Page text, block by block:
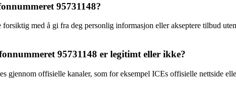
95731148?
med å gi fra deg personlig informasjon eller akseptere tilbud
95731148 er legitimt eller ikke?
gjennom offisielle kanaler, som for eksempel ICEs offisielle nettside